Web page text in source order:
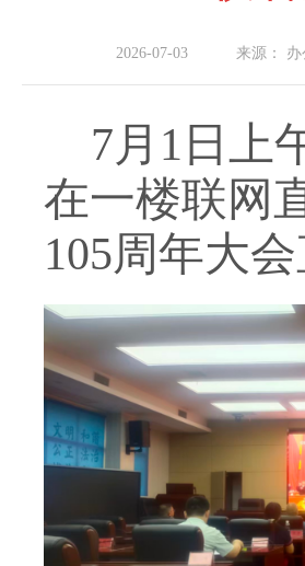
2026-07-03 来源： 办
7月1日上
在一楼联网
105周年大